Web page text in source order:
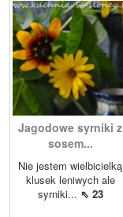
Jagodowe syrniki z
sosem...
Nie jestem wielbicielką
klusek leniwych ale
syrniki... ⇖ 23